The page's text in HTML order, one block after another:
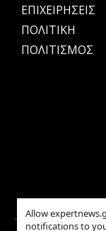
Allow
notifications to
ΕΠΙΧΕΙΡΗΣΕΙΣ
ΠΟΛΙΤΙΚΗ
ΠΟΛΙΤΙΣΜΟΣ